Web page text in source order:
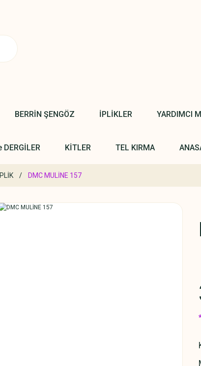
BERRİN ŞENGÖZ İPLİKLER YARDIMCI
DERGİLER KİTLER TEL KIRMA
DMC MULİNE 157